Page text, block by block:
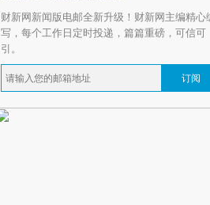
财新网新闻版电邮全新升级！财新网主编精心
写，每个工作日定时投递，篇篇重磅，可信可
引。
订阅